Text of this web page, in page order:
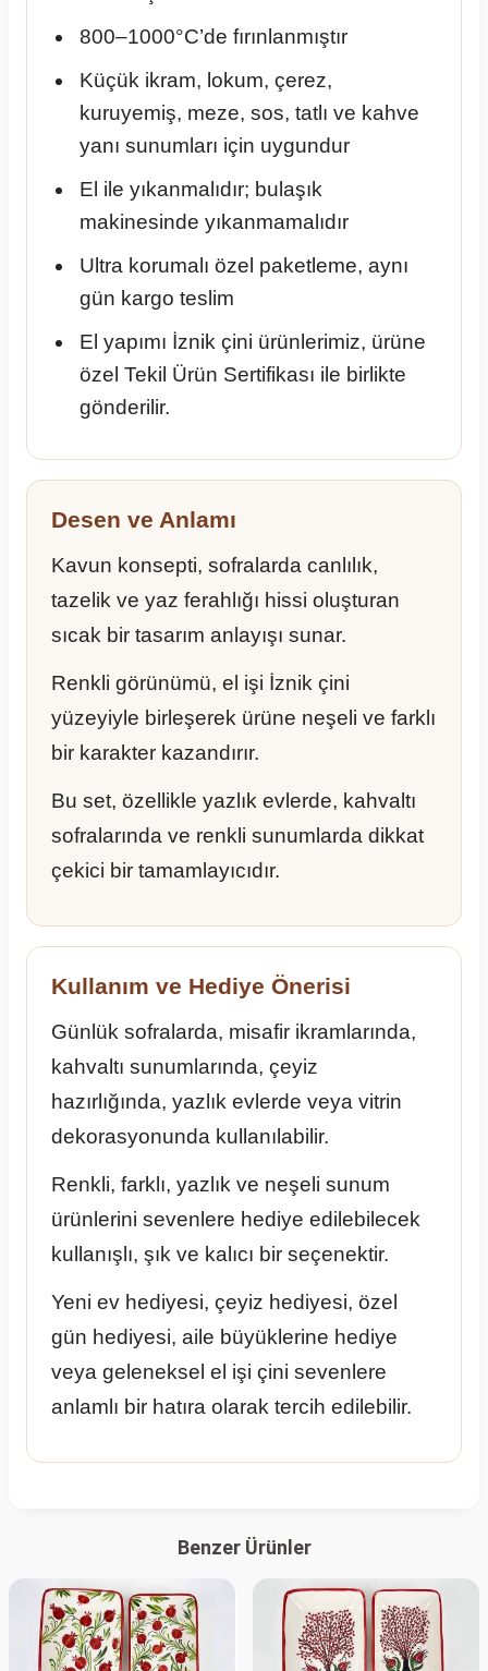
800–1000°C’de fırınlanmıştır
Küçük ikram, lokum, çerez,
kuruyemiş, meze, sos, tatlı ve kahve
yanı sunumları için uygundur
El ile yıkanmalıdır; bulaşık
makinesinde yıkanmamalıdır
Ultra korumalı özel paketleme, aynı
gün kargo teslim
El yapımı İznik çini ürünlerimiz, ürüne
özel Tekil Ürün Sertifikası ile birlikte
gönderilir.
Desen ve Anlamı
Kavun konsepti, sofralarda canlılık,
tazelik ve yaz ferahlığı hissi oluşturan
sıcak bir tasarım anlayışı sunar.
Renkli görünümü, el işi İznik çini
yüzeyiyle birleşerek ürüne neşeli ve farklı
bir karakter kazandırır.
Bu set, özellikle yazlık evlerde, kahvaltı
sofralarında ve renkli sunumlarda dikkat
çekici bir tamamlayıcıdır.
Kullanım ve Hediye Önerisi
Günlük sofralarda, misafir ikramlarında,
kahvaltı sunumlarında, çeyiz
hazırlığında, yazlık evlerde veya vitrin
dekorasyonunda kullanılabilir.
Renkli, farklı, yazlık ve neşeli sunum
ürünlerini sevenlere hediye edilebilecek
kullanışlı, şık ve kalıcı bir seçenektir.
Yeni ev hediyesi, çeyiz hediyesi, özel
gün hediyesi, aile büyüklerine hediye
veya geleneksel el işi çini sevenlere
anlamlı bir hatıra olarak tercih edilebilir.
Benzer Ürünler